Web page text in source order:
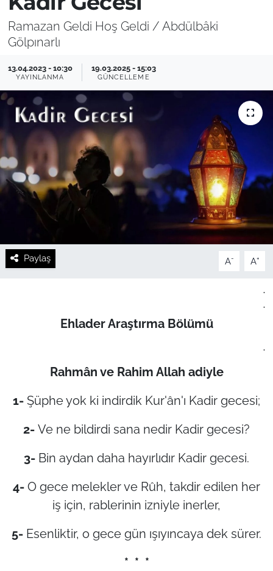
Ramazan Geldi Hoş Geldi / Abdülbâki
Gölpınarlı
13.04.2023 - 10:30
YAYINLANMA
19.03.2025 - 15:03
GÜNCELLEME
Paylaş A- A+
.
.
Ehlader Araştırma Bölümü
.
Rahmân ve Rahim Allah adiyle
1- Şüphe yok ki indirdik Kur'ân'ı Kadir gecesi;
2- Ve ne bildirdi sana nedir Kadir gecesi?
3- Bin aydan daha hayırlıdır Kadir gecesi.
4- O gece melekler ve Rûh, takdir edilen her
iş için, rablerinin izniyle inerler,
5- Esenliktir, o gece gün ışıyıncaya dek sürer.
* * *